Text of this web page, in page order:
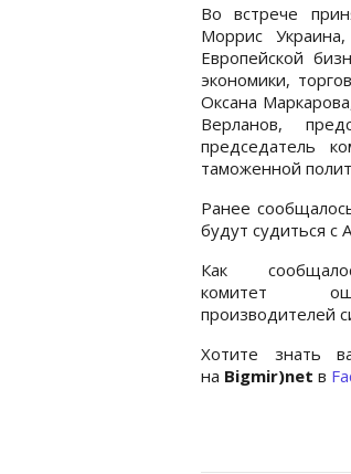
Во встрече
Моррис
Европейской
экономики,
Оксана
Верланов,
председатель
таможенной
Ранее
будут судиться
Как
комитет
производителей
Хотите знать
на Bigmir)net в